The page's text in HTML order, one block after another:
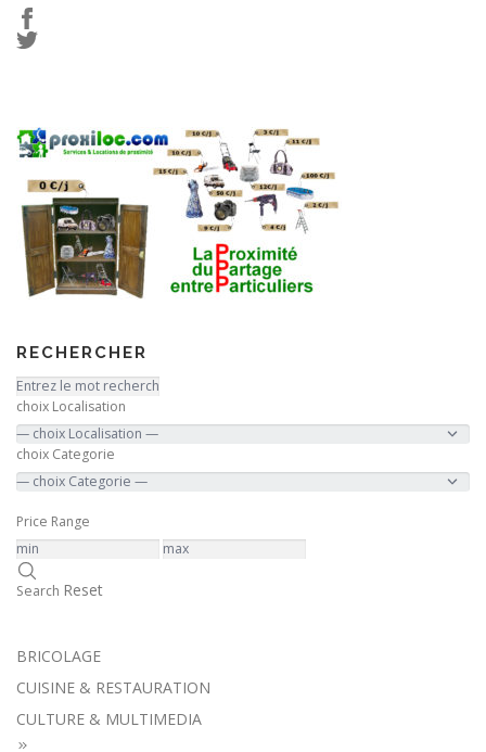
RECHERCHER
choix Localisation
choix Categorie
Price Range
Search Reset
BRICOLAGE
CUISINE & RESTAURATION
CULTURE & MULTIMEDIA